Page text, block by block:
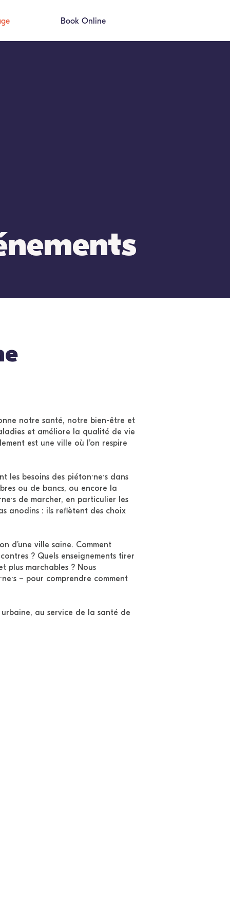
Book Online
notre santé, notre bien-être et
et améliore la qualité de vie
est une ville où l’on respire
besoins des piéton·ne·s dans
ou de bancs, ou encore la
de marcher, en particulier les
anodins : ils reflètent des choix
d’une ville saine. Comment
? Quels enseignements tirer
plus marchables ? Nous
– pour comprendre comment
au service de la santé de